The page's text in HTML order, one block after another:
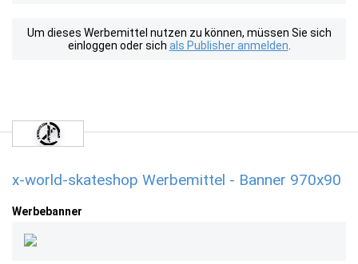
Um dieses Werbemittel nutzen zu können, müssen Sie sich
einloggen oder sich als Publisher anmelden
x-world-skateshop Werbemittel - Banner 970x90
Werbebanner